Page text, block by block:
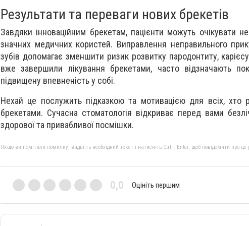
Результати та переваги нових брекетів
Завдяки інноваційним брекетам, пацієнти можуть очікувати
значних медичних користей. Виправлення неправильного
зубів допомагає зменшити ризик розвитку пародонтиту,
вже завершили лікування брекетами, часто відзначають
підвищену впевненість у собі.
Нехай це послужить підказкою та мотивацією для всіх, хто
брекетами. Сучасна стоматологія відкриває перед вами
здорової та привабливої посмішки.
Якщо ви помітили помилку, виділіть необхідний текст і натисніть Ctrl + Enter, щоб повідомити про це
0,0 Оцініть першим